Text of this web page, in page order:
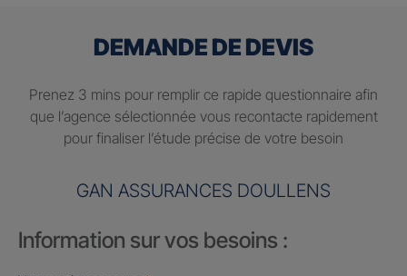
DEMANDE DE DEVIS
Prenez 3 mins pour remplir ce rapide questionnaire afin
que l’agence sélectionnée vous recontacte rapidement
pour finaliser l’étude précise de votre besoin
GAN ASSURANCES DOULLENS
Information sur vos besoins :